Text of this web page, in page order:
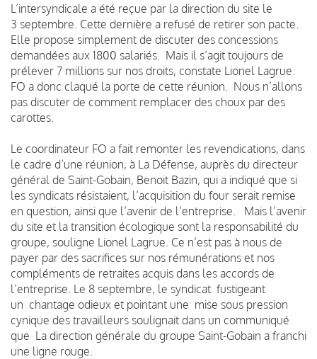
L’intersyndicale a été reçue par la direction du site le
3 septembre. Cette dernière a refusé de retirer son pacte.
Elle propose simplement de discuter des concessions
demandées aux 1800 salariés. Mais il s’agit toujours de
prélever 7 millions sur nos droits, constate Lionel Lagrue.
FO a donc claqué la porte de cette réunion. Nous n’allons
pas discuter de comment remplacer des choux par des
carottes.
Le coordinateur FO a fait remonter les revendications, dans
le cadre d’une réunion, à La Défense, auprès du directeur
général de Saint-Gobain, Benoit Bazin, qui a indiqué que si
les syndicats résistaient, l’acquisition du four serait remise
en question, ainsi que l’avenir de l’entreprise. Mais l’avenir
du site et la transition écologique sont la responsabilité du
groupe, souligne Lionel Lagrue. Ce n’est pas à nous de
payer par des sacrifices sur nos rémunérations et nos
compléments de retraites acquis dans les accords de
l’entreprise. Le 8 septembre, le syndicat fustigeant
un chantage odieux et pointant une mise sous pression
cynique des travailleurs soulignait dans un communiqué
que La direction générale du groupe Saint-Gobain a franchi
une ligne rouge.